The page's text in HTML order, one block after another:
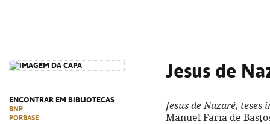
ENCONTRAR EM BIBLIOTECAS
BNP
PORBASE
Jesus de
Jesus de Nazaré, teses
Manuel Faria de